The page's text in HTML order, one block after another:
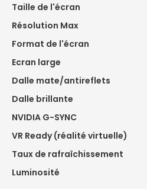
Taille de l'écran
Résolution Max
Format de l'écran
Ecran large
Dalle mate/antireflets
Dalle brillante
NVIDIA G-SYNC
VR Ready (réalité virtuelle)
Taux de rafraîchissement
Luminosité